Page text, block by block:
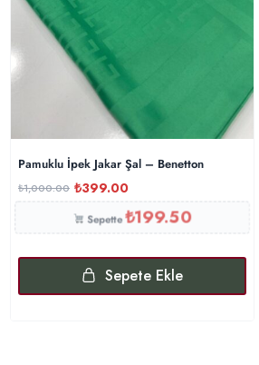
Pamuklu İpek Jakar Şal – Benetton
₺1,000.00 ₺399.00
Sepette₺199.50
Sepete Ekle